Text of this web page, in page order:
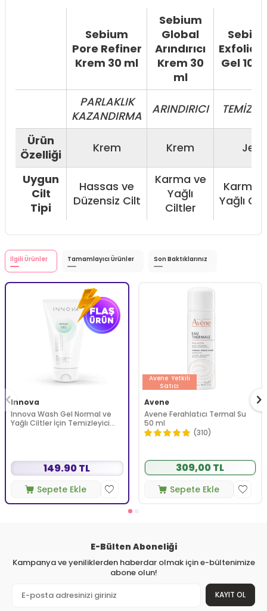
Sebium
Pore Refiner
Krem 30 ml
Sebium
Global
Arındırıcı
Krem 30
ml
Gel 100
PARLAKLIK
KAZANDIRMA
ARINDIRICI
Ürün
Özelliği
Krem Krem Jel
Uygun
Cilt
Tipi
Hassas ve
Düzensiz Cilt
Karma ve
Yağlı
Ciltler
Karma
Yağlı
İlgili Ürünler Tamamlayıcı Ürünler Son Baktıklarınız
Innova
Innova Wash Gel Normal ve
Yağlı Ciltler İçin Temizleyici
149.90 TL
Sepete Ekle
Avene Yetkili
Satıcı
Avene
Avene Ferahlatıcı Termal Su
50 ml
(310)
309,00 TL
Sepete Ekle
E-Bülten Aboneliği
Kampanya ve yeniliklerden haberdar olmak için e-bültenimize
abone olun!
KAYIT OL